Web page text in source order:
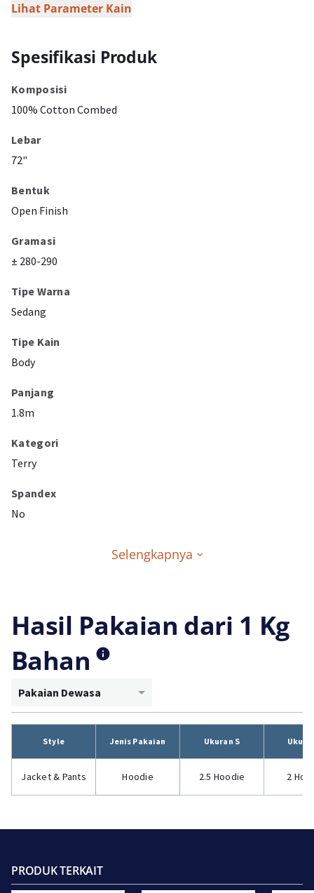
Lihat Parameter Kain
Spesifikasi Produk
Komposisi
100% Cotton Combed
Lebar
72"
Bentuk
Open Finish
Gramasi
± 280-290
Tipe Warna
Sedang
Tipe Kain
Body
Panjang
1.8m
Kategori
Terry
Spandex
No
Selengkapnya
Hasil Pakaian dari 1 Kg
Bahan
Pakaian Dewasa
Style Jenis Pakaian Ukuran S
Jacket & Pants Hoodie 2.5 Hoodie 2
PRODUK TERKAIT